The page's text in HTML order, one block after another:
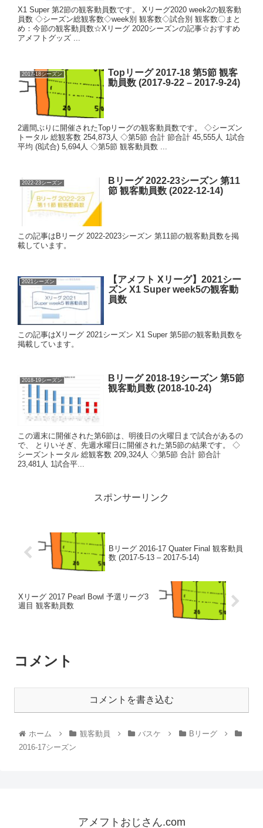
X1 Super 第2節の観客動員数です。 Xリーグ2020 week2の観客動
員数 ◇シーズン総観客数◇week別 観客数◇試合別 観客数〇まと
め：今節の観客動員数☆Xリーグ 2020シーズンの記事☆おすすめ
アメフトグッズ ...
2017-18シーズン
Topリーグ 2017-18 第5節 観客
動員数 (2017-9-22 – 2017-9-24)
2週間ぶりに開催されたTopリーグの観客動員数です。 ◇シーズン
トータル 総観客数 254,873人 ◇第5節 合計 節合計 45,555人 1試合
平均 (8試合) 5,694人 ◇第5節 観客動員数 ...
2022-23シーズン
Bリーグ 2022-23シーズン 第11
節 観客動員数 (2022-12-14)
この記事はBリーグ 2022-2023シーズン 第11節の観客動員数を掲
載しています。
2021シーズン
【アメフト Xリーグ】2021シー
ズン X1 Super week5の観客動
員数
この記事はXリーグ 2021シーズン X1 Super 第5節の観客動員数を
掲載しています。
2018-19シーズン
Bリーグ 2018-19シーズン 第5節
観客動員数 (2018-10-24)
この週末に開催された第6節は、明後日の火曜日まで試合があるの
で、 とりいそぎ、先週水曜日に開催された第5節の結果です。 ◇
シーズントータル 総観客数 209,324人 ◇第5節 合計 節合計
23,481人 1試合平...
スポンサーリンク
Bリーグ 2016-17 Quater Final 観客動員
数 (2017-5-13 – 2017-5-14)
Xリーグ 2017 Pearl Bowl 予選リーグ3
週目 観客動員数
コメント
コメントを書き込む
ホーム 観客動員 バスケ
Bリーグ
2016-17シーズン
アメフトおじさん.com